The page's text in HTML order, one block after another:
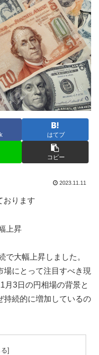
はてブ
コピー
2023.11.11
おります
上昇
で大幅上昇しました。
場にとって注目すべき現
月3日の円相場の背景と
持続的に増加しているの